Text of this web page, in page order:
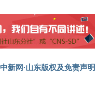
中新网·山东版权及免责声明